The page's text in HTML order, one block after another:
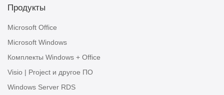
Продукты
Microsoft Office
Microsoft Windows
Комплекты Windows + Office
Visio | Project и другое ПО
Windows Server RDS